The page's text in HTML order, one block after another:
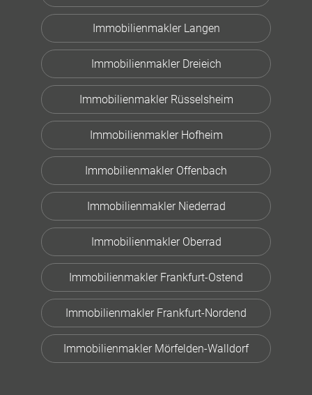
Immobilienmakler Langen
Immobilienmakler Dreieich
Immobilienmakler Rüsselsheim
Immobilienmakler Hofheim
Immobilienmakler Offenbach
Immobilienmakler Niederrad
Immobilienmakler Oberrad
Immobilienmakler Frankfurt-Ostend
Immobilienmakler Frankfurt-Nordend
Immobilienmakler Mörfelden-Walldorf